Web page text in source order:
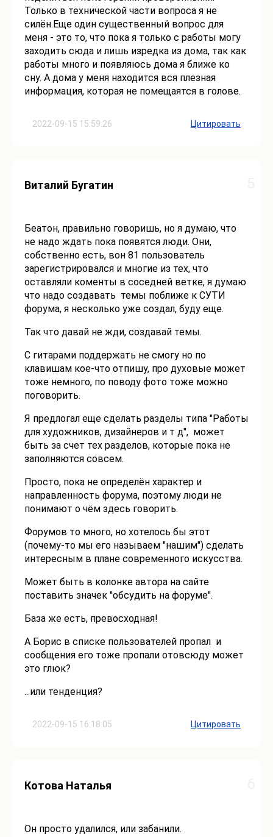
2022-09-15 15:59:26
Только в технической части вопроса я не
силён.Еще один существенный вопрос для
меня - это то, что пока я только с работы могу
заходить сюда и лишь изредка из дома, так как
работы много и появляюсь дома я ближе ко
сну. А дома у меня находится вся плезная
информация, которая не помещаятся в голове.
Цитировать
2022-09-15 16:18:05
Виталий Бугатин
Беатон, правильно говоришь, но я думаю, что
не надо ждать пока появятся люди. Они,
собственно есть, вон 81 пользователь
зарегистрировался и многие из тех, что
оставляли коменты в соседней ветке, я думаю
что надо создавать темы поближе к СУТИ
форума, я несколько уже создал, буду еще.
Так что давай не жди, создавай темы.
С гитарами поддержать не смогу но по
клавишам кое-что отпишу, про духовые может
тоже немного, по поводу фото тоже можно
поговорить.
Я предлогал еще сделать разделы типа "Работы
для художников, дизайнеров и т д", может
быть за счет тех разделов, которые пока не
заполняются совсем.
Просто, пока не определён характер и
направленность форума, поэтому люди не
понимают о чём здесь говорить.
Форумов то много, но хотелось бы этот
(почему-то мы его называем "нашим") сделать
интересным в плане современного искусства.
Может быть в колонке автора на сайте
поставить значек "обсудить на форуме".
База же есть, превосходная!
А Борис в списке пользователей пропал и
сообщения его тоже пропали отовсюду может
это глюк?
...или тенденция?
Цитировать
Котова Наталья
Он просто удалился, или забанили.